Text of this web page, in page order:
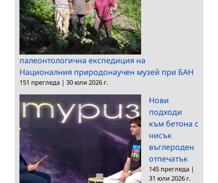
палеонтологична експедиция на
Националния природонаучен музей при БАН
151 прегледа | 30 юли 2026 г.
Нови
подходи
към бетона с
нисък
въглероден
отпечатък
145 прегледа |
31 юли 2026 г.